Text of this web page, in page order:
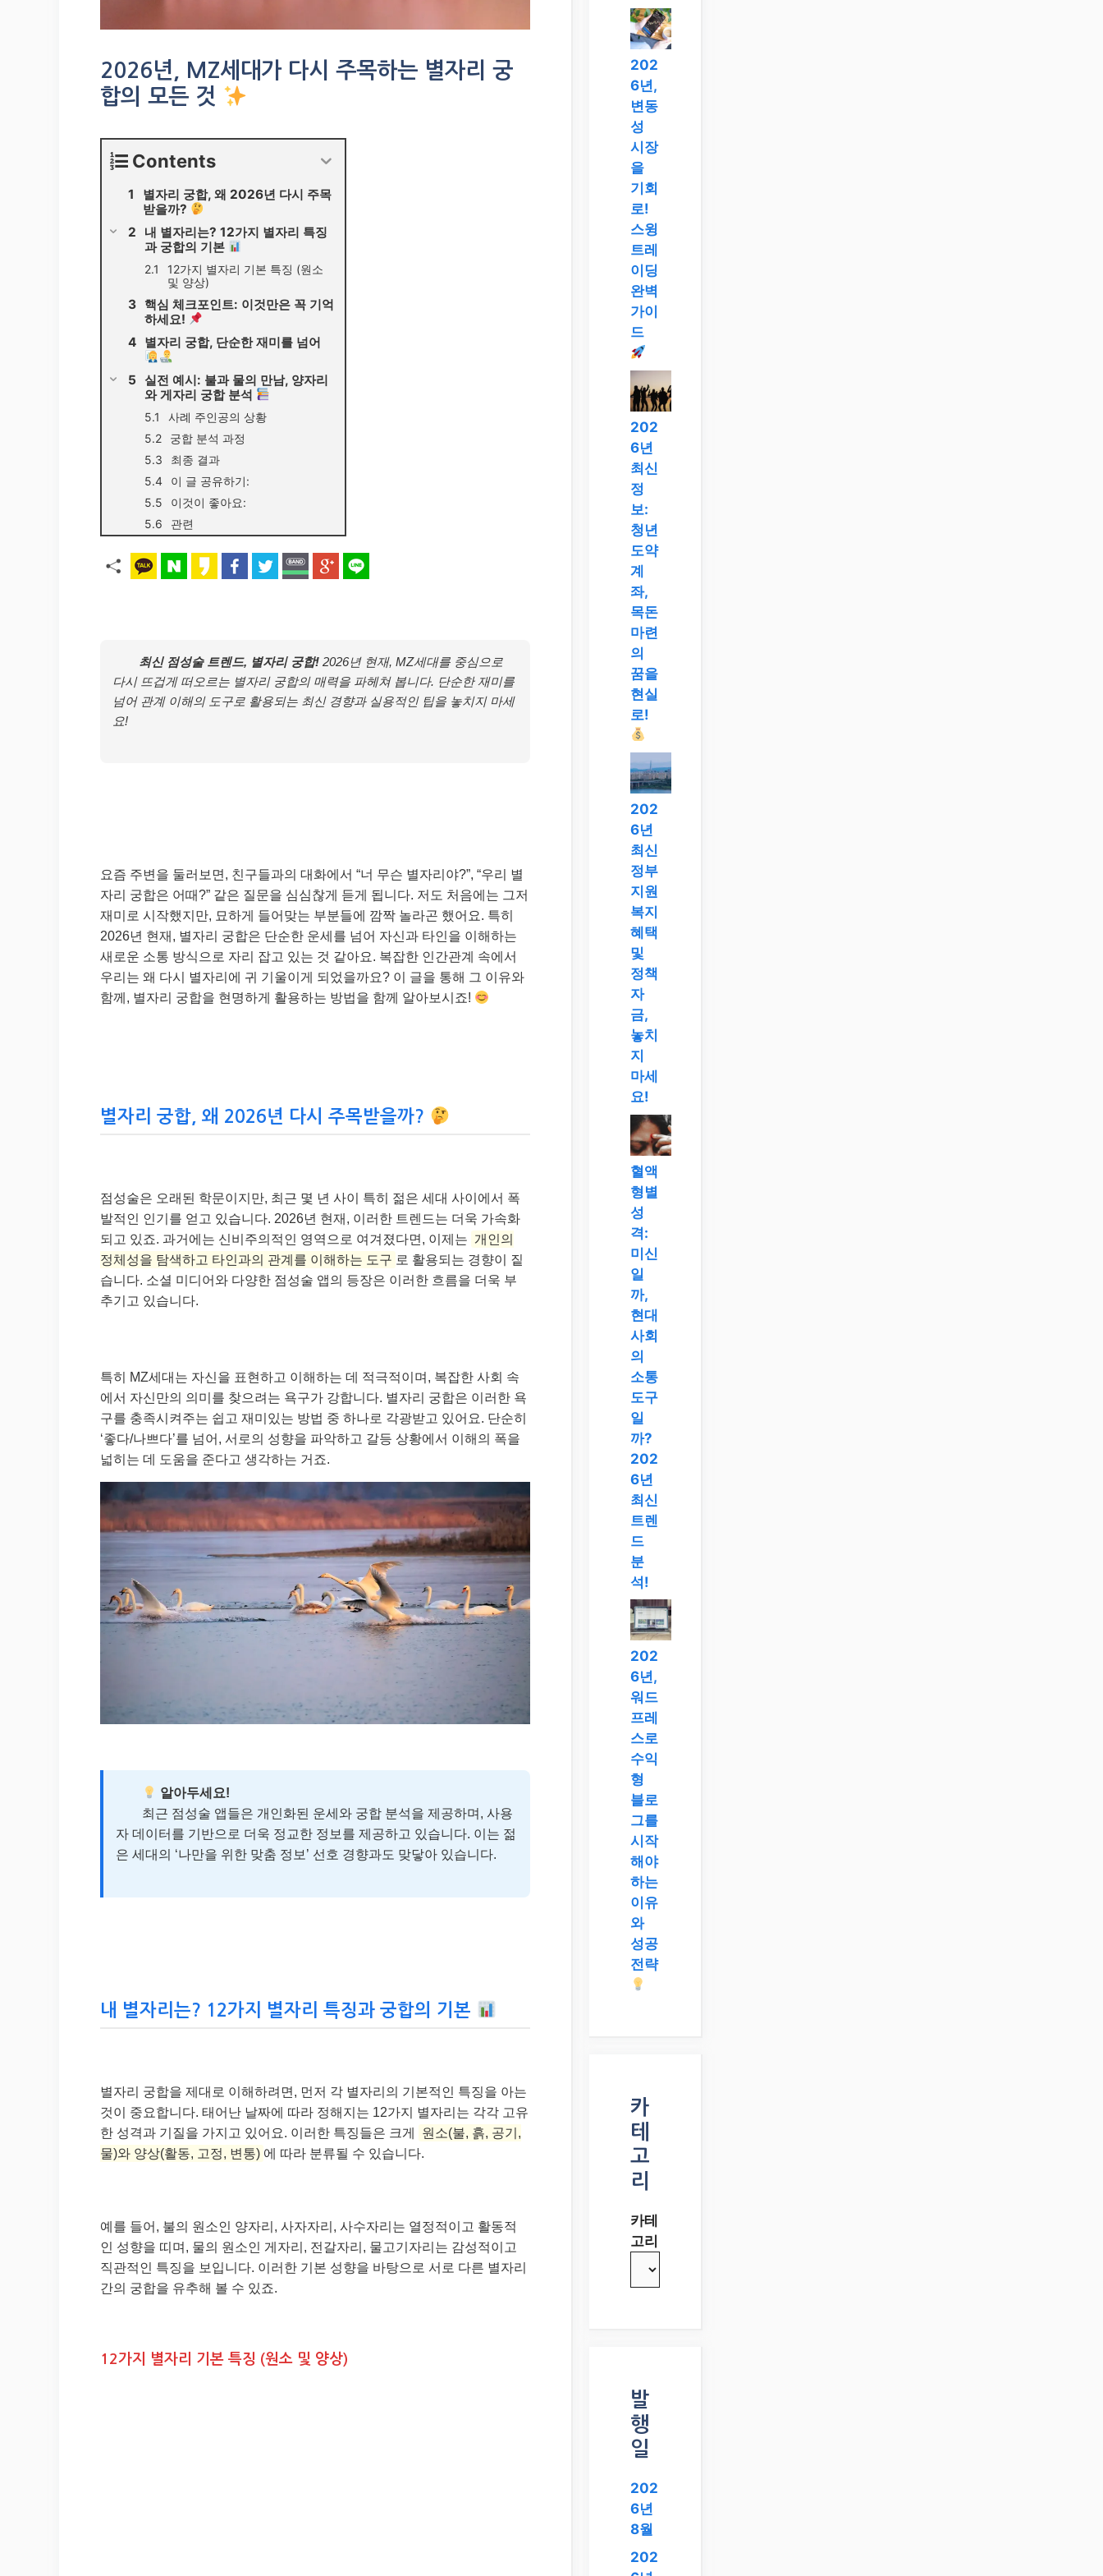
2026년, MZ세대가 다시 주목하는 별자리 궁
합의 모든 것
Contents
별자리 궁합, 왜 2026년 다시 주목
받을까?
내 별자리는? 12가지 별자리 특징
과 궁합의 기본
12가지 별자리 기본 특징 (원소
및 양상)
핵심 체크포인트: 이것만은 꼭 기억
하세요!
별자리 궁합, 단순한 재미를 넘어
실전 예시: 불과 물의 만남, 양자리
와 게자리 궁합 분석
사례 주인공의 상황
궁합 분석 과정
최종 결과
이 글 공유하기:
이것이 좋아요:
관련
최신 점성술 트렌드, 별자리 궁합! 2026년 현재, MZ세대를 중심으로
다시 뜨겁게 떠오르는 별자리 궁합의 매력을 파헤쳐 봅니다. 단순한 재미를
넘어 관계 이해의 도구로 활용되는 최신 경향과 실용적인 팁을 놓치지 마세
요!
요즘 주변을 둘러보면, 친구들과의 대화에서 “너 무슨 별자리야?”, “우리 별
자리 궁합은 어때?” 같은 질문을 심심찮게 듣게 됩니다. 저도 처음에는 그저
재미로 시작했지만, 묘하게 들어맞는 부분들에 깜짝 놀라곤 했어요. 특히
2026년 현재, 별자리 궁합은 단순한 운세를 넘어 자신과 타인을 이해하는
새로운 소통 방식으로 자리 잡고 있는 것 같아요. 복잡한 인간관계 속에서
우리는 왜 다시 별자리에 귀 기울이게 되었을까요? 이 글을 통해 그 이유와
함께, 별자리 궁합을 현명하게 활용하는 방법을 함께 알아보시죠!
별자리 궁합, 왜 2026년 다시 주목받을까?
점성술은 오래된 학문이지만, 최근 몇 년 사이 특히 젊은 세대 사이에서 폭
발적인 인기를 얻고 있습니다. 2026년 현재, 이러한 트렌드는 더욱 가속화
되고 있죠. 과거에는 신비주의적인 영역으로 여겨졌다면, 이제는 개인의
정체성을 탐색하고 타인과의 관계를 이해하는 도구 로 활용되는 경향이 짙
습니다. 소셜 미디어와 다양한 점성술 앱의 등장은 이러한 흐름을 더욱 부
추기고 있습니다.
특히 MZ세대는 자신을 표현하고 이해하는 데 적극적이며, 복잡한 사회 속
에서 자신만의 의미를 찾으려는 욕구가 강합니다. 별자리 궁합은 이러한 욕
구를 충족시켜주는 쉽고 재미있는 방법 중 하나로 각광받고 있어요. 단순히
‘좋다/나쁘다’를 넘어, 서로의 성향을 파악하고 갈등 상황에서 이해의 폭을
넓히는 데 도움을 준다고 생각하는 거죠.
알아두세요!
최근 점성술 앱들은 개인화된 운세와 궁합 분석을 제공하며, 사용
자 데이터를 기반으로 더욱 정교한 정보를 제공하고 있습니다. 이는 젊
은 세대의 ‘나만을 위한 맞춤 정보’ 선호 경향과도 맞닿아 있습니다.
내 별자리는? 12가지 별자리 특징과 궁합의 기본
별자리 궁합을 제대로 이해하려면, 먼저 각 별자리의 기본적인 특징을 아는
것이 중요합니다. 태어난 날짜에 따라 정해지는 12가지 별자리는 각각 고유
한 성격과 기질을 가지고 있어요. 이러한 특징들은 크게
원소(불, 흙, 공기,
물)와 양상(활동, 고정, 변통) 에 따라 분류될 수 있습니다.
예를 들어, 불의 원소인 양자리, 사자자리, 사수자리는 열정적이고 활동적
인 성향을 띠며, 물의 원소인 게자리, 전갈자리, 물고기자리는 감성적이고
직관적인 특징을 보입니다. 이러한 기본 성향을 바탕으로 서로 다른 별자리
간의 궁합을 유추해 볼 수 있죠.
12가지 별자리 기본 특징 (원소 및 양상)
202
6년,
변동
성
시장
을
기회
로!
스윙
트레
이딩
완벽
가이
드
202
6년
최신
정
보:
청년
도약
계
좌,
목돈
마련
의
꿈을
현실
로!
202
6년
최신
정부
지원
복지
혜택
및
정책
자
금,
놓치
지
마세
요!
혈액
형별
성
격:
미신
일
까,
현대
사회
의
소통
도구
일
까?
202
6년
최신
트렌
드
분
석!
202
6년,
워드
프레
스로
수익
형
블로
그를
시작
해야
하는
이유
와
성공
전략
카
테
고
리
카테
고리
발
행
일
202
6년
8월
202